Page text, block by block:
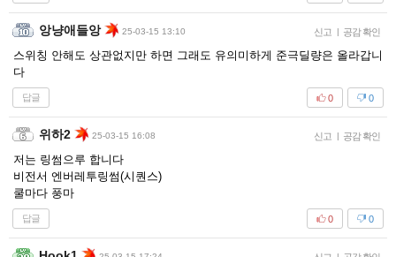
앙냥애들앙 25-03-15 13:10 신고 | 공감 확인
스위칭 안해도 상관없지만 하면 그래도 유의미하게 준극딜량은 올라갑니
다
답글 0
0
위하2 25-03-15 16:08 신고 | 공감 확인
저는 링썸으루 합니다
비전서 엔버레투링썸(시퀀스)
쿨마다 풍마
답글 0
0